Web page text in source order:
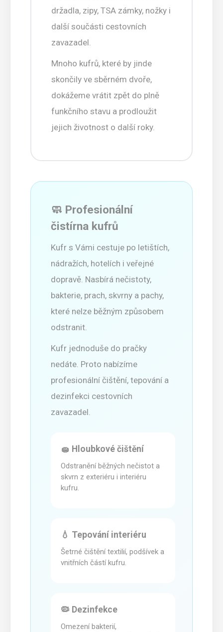
držadla, zipy, TSA zámky, nožky i
další součásti cestovních
zavazadel.
Mnoho kufrů, které by jinde
skončily ve sběrném dvoře,
dokážeme vrátit zpět do plně
funkčního stavu a prodloužit
jejich životnost o další roky.
🧼 Profesionální
čistírna kufrů
Kufr s Vámi cestuje po letištích,
nádražích, hotelích i veřejné
dopravě. Nasbírá nečistoty,
bakterie, prach, skvrny a pachy,
které nelze běžným způsobem
odstranit.
Kufr jednoduše do pračky
nedáte. Proto nabízíme
profesionální čištění, tepování a
dezinfekci cestovních
zavazadel.
🧽 Hloubkové čištění
Odstranění běžných nečistot a
skvrn z exteriéru i interiéru
kufru.
💧 Tepování interiéru
Šetrné čištění textilií, podšívek a
vnitřních částí kufru.
🦠 Dezinfekce
Omezení bakterií,